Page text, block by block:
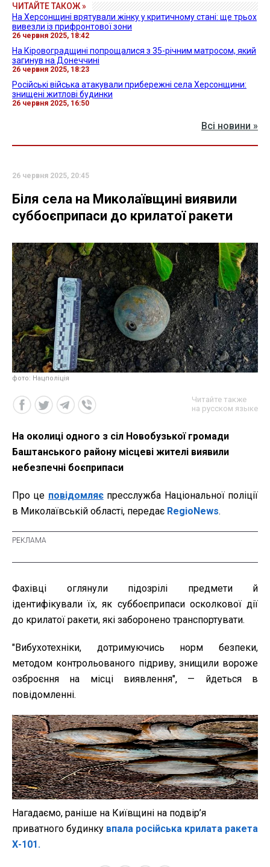
ЧИТАЙТЕ ТАКОЖ »
На Херсонщині врятували жінку у критичному стані: ще трьох
вивезли із прифронтової зони
26 червня 2025, 18:42
На Кіровоградщині попрощалися з 35-річним матросом, який
загинув на Донеччині
26 червня 2025, 18:23
Російські війська атакували прибережні села Херсонщини:
знищені житлові будинки
26 червня 2025, 16:50
Всі новини »
26 червня 2025, 20:45
Біля села на Миколаївщині виявили
суббоєприпаси до крилатої ракети
фото: Нацполіція
Читайте также
на русском языке
На околиці одного з сіл Новобузької громади
Баштанського району місцеві жителі виявили
небезпечні боєприпаси
Про це повідомляєпресслужба Національної поліції
в Миколаївській області, передає RegioNews.
Фахівці оглянули підозрілі предмети й
ідентифікували їх, як суббоєприпаси осколкової дії
до крилатої ракети, які заборонено транспортувати.
"Вибухотехніки, дотримуючись норм безпеки,
методом контрольованого підриву, знищили вороже
озброєння на місці виявлення", — йдеться в
повідомленні.
Нагадаємо, раніше на Київщині на подвір’я
приватного будинку впала російська крилата ракета
Х-101.